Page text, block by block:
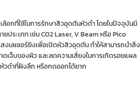
ลือกที่ใช้ในการรักษาสิวอุดตันหัวดำ โดยในปัจจุบันมี
ยประเภท เช่น CO2 Laser, V Beam หรือPico
งเลเซอร์ยิงเพื่อเปิดหัวสิวอุดตัน ทำให้สามารถนำสิ่ง
เจ็บของผิว และลดความเสี่ยงในการเกิดรอยแผล
วดำที่ฝังลึก หรือกดออกได้ยาก